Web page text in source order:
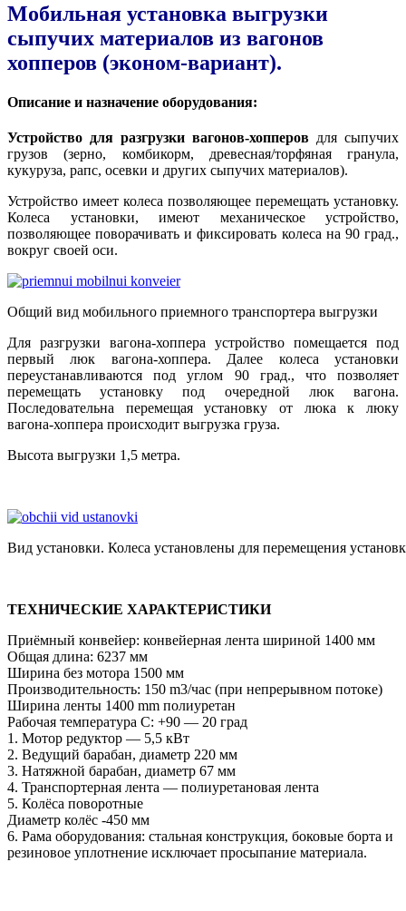
Мобильная установка выгрузки
сыпучих материалов из вагонов
хопперов (эконом-вариант).
Описание и назначение оборудования:
Устройство для разгрузки вагонов-хопперов для сыпучих
грузов (зерно, комбикорм, древесная/торфяная гранула,
кукуруза, рапс, осевки и других сыпучих материалов).
Устройство имеет колеса позволяющее перемещать установку.
Колеса установки, имеют механическое устройство,
позволяющее поворачивать и фиксировать колеса на 90 град.,
вокруг своей оси.
Общий вид мобильного приемного транспортера выгрузки
Для разгрузки вагона-хоппера устройство помещается под
первый люк вагона-хоппера. Далее колеса установки
переустанавливаются под углом 90 град., что позволяет
перемещать установку под очередной люк вагона.
Последовательна перемещая установку от люка к люку
вагона-хоппера происходит выгрузка груза.
Высота выгрузки 1,5 метра.
Вид установки. Колеса установлены для перемещения
ТЕХНИЧЕСКИЕ ХАРАКТЕРИСТИКИ
Приёмный конвейер: конвейерная лента шириной 1400 мм
Общая длина: 6237 мм
Ширина без мотора 1500 мм
Производительность: 150 m3/час (при непрерывном потоке)
Ширина ленты 1400 mm полиуретан
Рабочая температура С: +90 — 20 град
1. Мотор редуктор — 5,5 кВт
2. Ведущий барабан, диаметр 220 мм
3. Натяжной барабан, диаметр 67 мм
4. Транспортерная лента — полиуретановая лента
5. Колёса поворотные
Диаметр колёс -450 мм
6. Рама оборудования: стальная конструкция, боковые борта и
резиновое уплотнение исключает просыпание материала.